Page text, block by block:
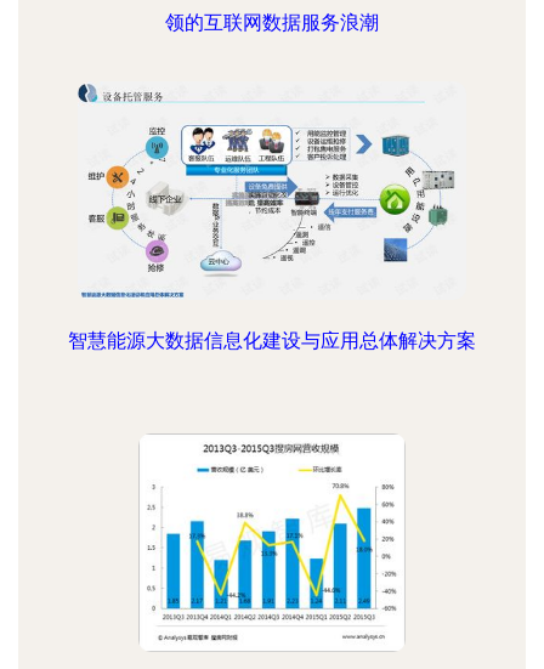
领的互联网数据服务浪潮
智慧能源大数据信息化建设与应用总体解决方案